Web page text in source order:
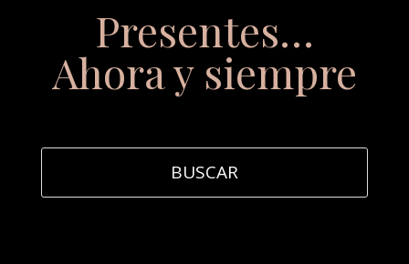
Presentes…
Ahora y siempre